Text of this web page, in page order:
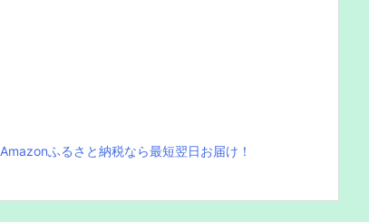
Amazonふるさと納税なら最短翌日お届け！